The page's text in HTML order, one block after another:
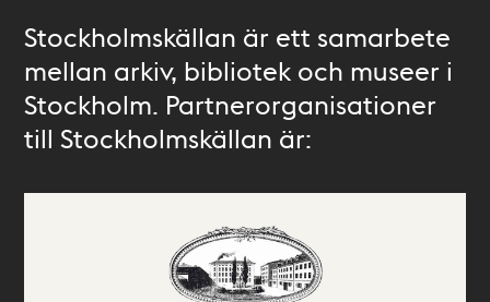
Stockholmskällan är ett samarbete
mellan arkiv, bibliotek och museer i
Stockholm. Partnerorganisationer
till Stockholmskällan är: